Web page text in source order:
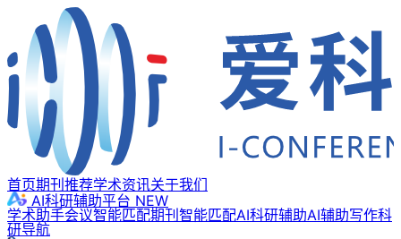
首页期刊推荐学术资讯关于我们
AI科研辅助平台 NEW
学术助手会议智能匹配期刊智能匹配AI科研辅助AI辅助写作科
研导航